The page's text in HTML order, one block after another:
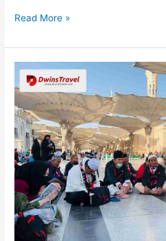
Read More »
Apa
Itu
Umroh
Reguler?
Cari
Tahu
Biaya,
Perbedaan,
dan
Cara
Daftarnya